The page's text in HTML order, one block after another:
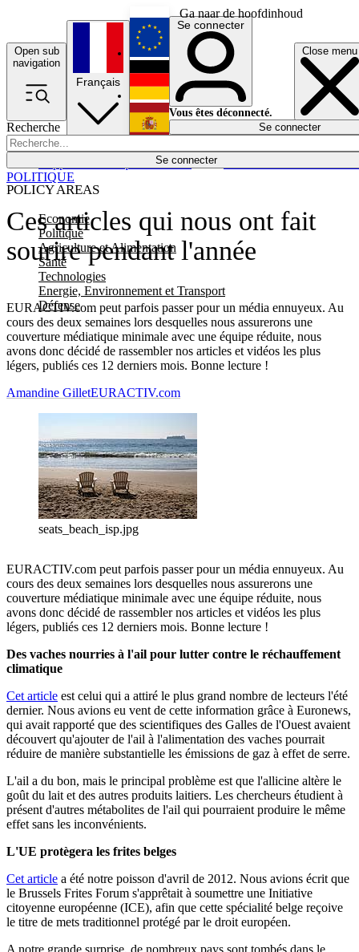
Ga naar de hoofdinhoud
Open sub
navigation
Close menu
Recherche
Se connecter
POLICY AREAS
Economie
Politique
Agriculture et Alimentation
Santé
Technologies
Energie, Environnement et Transport
Défense
Économie
Français
English
Deutsch
Español
Se connecter
Vous êtes déconnecté.
Se connecter
Ces articles qui nous ont fait
sourire pendant l'année
EURACTIV.com peut parfois passer pour un média ennuyeux. Au
cours des deux semaines lors desquelles nous assurerons une
couverture médiatique minimale avec une équipe réduite, nous
avons donc décidé de rassembler nos articles et vidéos les plus
légers, publiés ces 12 derniers mois. Bonne lecture !
POLITIQUE
Amandine GilletEURACTIV.com
seats_beach_isp.jpg
EURACTIV.com peut parfois passer pour un média ennuyeux. Au
cours des deux semaines lors desquelles nous assurerons une
couverture médiatique minimale avec une équipe réduite, nous
avons donc décidé de rassembler nos articles et vidéos les plus
légers, publiés ces 12 derniers mois. Bonne lecture !
Des vaches nourries à l'ail pour lutter contre le réchauffement
climatique
Cet article est celui qui a attiré le plus grand nombre de lecteurs l'été
dernier. Nous avions eu vent de cette information grâce à Euronews,
qui avait rapporté que des scientifiques des Galles de l'Ouest avaient
découvert qu'ajouter de l'ail à l'alimentation des vaches pourrait
réduire de manière substantielle les émissions de gaz à effet de serre.
L'ail a du bon, mais le principal problème est que l'allicine altère le
goût du lait et des autres produits laitiers. Les chercheurs étudient à
présent d'autres métabolites de l'ail qui pourraient produire le même
effet sans les inconvénients.
L'UE protègera les frites belges
Cet article a été notre poisson d'avril de 2012. Nous avions écrit que
le Brussels Frites Forum s'apprêtait à soumettre une Initiative
citoyenne européenne (ICE), afin que cette spécialité belge reçoive
le titre de mets traditionnel protégé par le droit européen.